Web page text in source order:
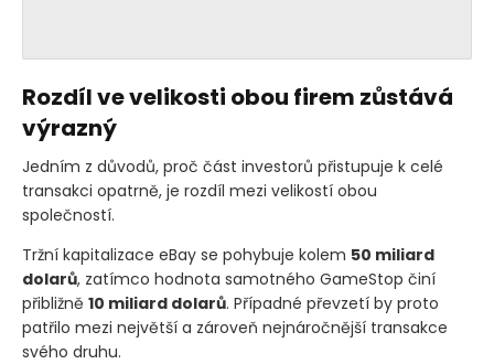
Rozdíl ve velikosti obou firem zůstává
výrazný
Jedním z důvodů, proč část investorů přistupuje k celé
transakci opatrně, je rozdíl mezi velikostí obou
společností.
Tržní kapitalizace eBay se pohybuje kolem 50 miliard
dolarů, zatímco hodnota samotného GameStop činí
přibližně 10 miliard dolarů. Případné převzetí by proto
patřilo mezi největší a zároveň nejnáročnější transakce
svého druhu.